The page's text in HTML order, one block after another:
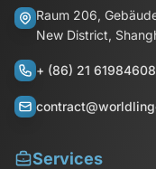
Raum 206,
New District,
+ (86) 21 61984608
Services